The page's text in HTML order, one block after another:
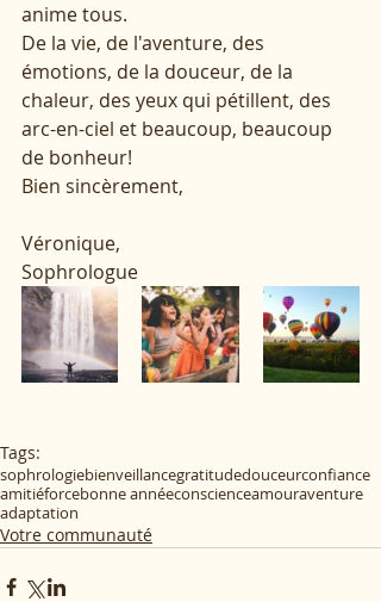
anime tous.
De la vie, de l'aventure, des
émotions, de la douceur, de la
chaleur, des yeux qui pétillent, des
arc-en-ciel et beaucoup, beaucoup
de bonheur!
Bien sincèrement,
Véronique,
Sophrologue
Tags:
sophrologiebienveillancegratitudedouceurconfiance
amitiéforcebonne annéeconscienceamouraventure
adaptation
Votre communauté